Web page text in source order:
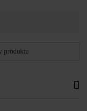
produktu